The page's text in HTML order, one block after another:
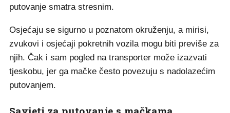
putovanje smatra stresnim.
Osjećaju se sigurno u poznatom okruženju, a mirisi,
zvukovi i osjećaji pokretnih vozila mogu biti previše za
njih. Čak i sam pogled na transporter može izazvati
tjeskobu, jer ga mačke često povezuju s nadolazećim
putovanjem.